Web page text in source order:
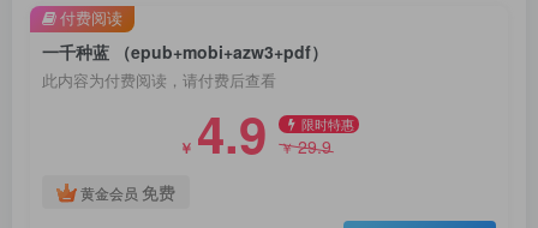
一千种蓝 （epub+mobi+azw3+pdf）
此内容为付费阅读，请付费后查看
￥ 4.9 限时特惠
￥29.9
黄金会员 免费
付费阅读